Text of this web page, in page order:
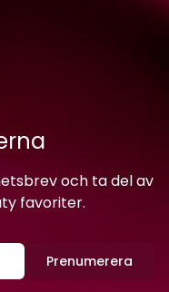
och ta del av
favoriter.
Prenumerera